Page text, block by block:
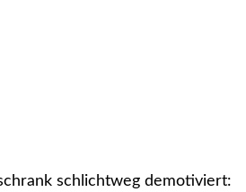
schlichtweg demotiviert: